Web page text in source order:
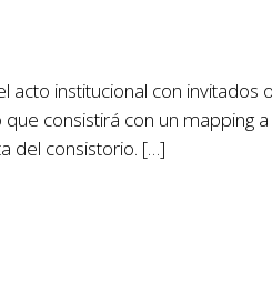
institucional con invitados
consistirá con un mapping
del consistorio. […]